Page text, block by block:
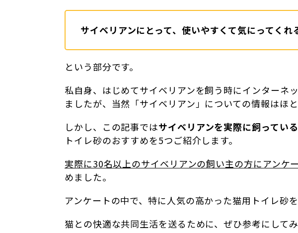
サイベリアンにとって、使いやすくて気にってくれ
という部分です。
私自身、はじめてサイベリアンを飼う時にインターネ
ましたが、当然「サイベリアン」についての情報はほ
しかし、この記事ではサイベリアンを実際に飼ってい
トイレ砂のおすすめを5つご紹介します。
実際に30名以上のサイベリアンの飼い主の方にアンケ
めました。
アンケートの中で、特に人気の高かった猫用トイレ砂を
猫との快適な共同生活を送るために、ぜひ参考にしてみ